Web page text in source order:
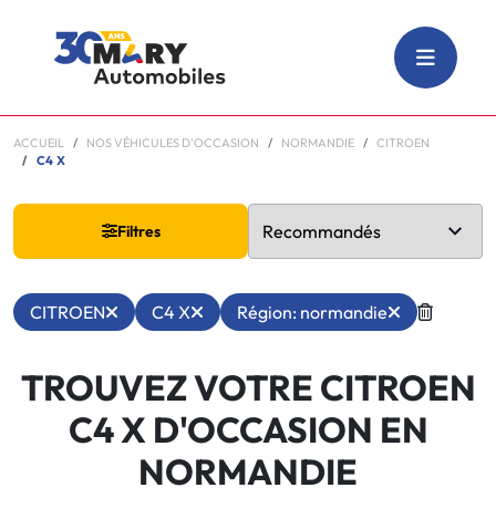
ACCUEIL NOS VÉHICULES D'OCCASION NORMANDIE
CITROEN
C4 X
Filtres
CITROEN C4 X Région: normandie
TROUVEZ VOTRE CITROEN
C4 X D'OCCASION EN
NORMANDIE